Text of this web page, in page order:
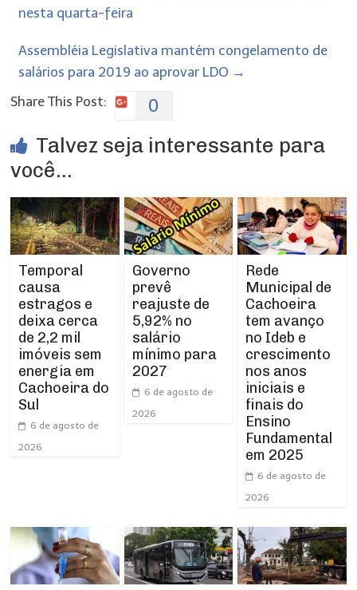
nesta quarta-feira
Assembléia Legislativa mantém congelamento de
salários para 2019 ao aprovar LDO →
Share This Post:
0
Talvez seja interessante para
você...
Temporal
causa
estragos e
deixa cerca
de 2,2 mil
imóveis sem
energia em
Cachoeira do
Sul
6 de agosto de
2026
Governo
prevê
reajuste de
5,92% no
salário
mínimo para
2027
6 de agosto de
2026
Rede
Municipal de
Cachoeira
tem avanço
no Ideb e
crescimento
nos anos
iniciais e
finais do
Ensino
Fundamental
em 2025
6 de agosto de
2026